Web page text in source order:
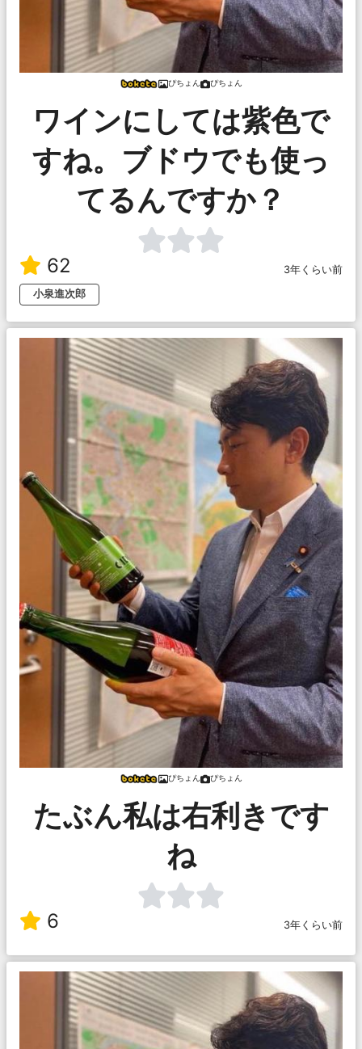
ぴちょん ぴちょん
ワインにしては紫色で
すね。ブドウでも使っ
てるんですか？
62
3年くらい前
小泉進次郎
ぴちょん ぴちょん
たぶん私は右利きです
ね
6 3年くらい前